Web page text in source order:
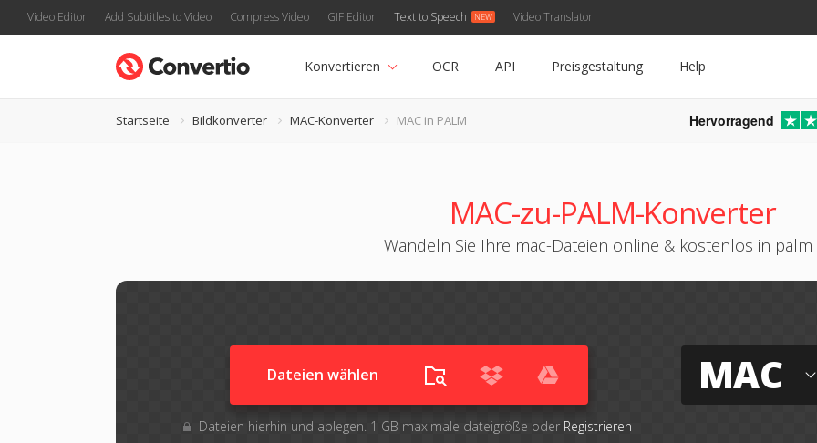
Video Editor Add Subtitles to Video Compress Video GIF Editor Text to Speech Video Translator
Konvertieren OCR API Preisgestaltung Help
Startseite Bildkonverter MAC-Konverter MAC in PALM Hervorragend
MAC-zu-PALM-Konverter
Wandeln Sie Ihre mac-Dateien online & kostenlos in
Dateien wählen
Dateien hierhin und ablegen. 1 GB maximale dateigröße oder Registrieren
MAC